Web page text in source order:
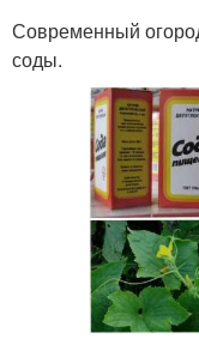
Современный
соды.